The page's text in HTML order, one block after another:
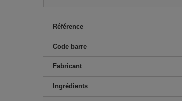
Référence
Code barre
Fabricant
Ingrédients